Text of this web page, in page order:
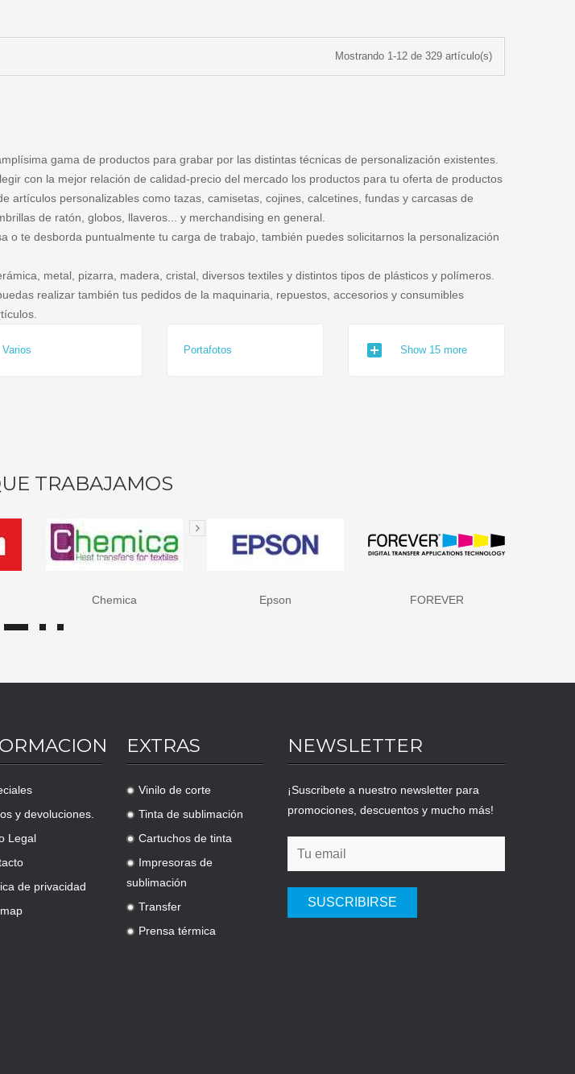
Mostrando 1-12 de 329 artículo(s)
gama de productos para grabar por las distintas técnicas de personalización existentes.
con la mejor relación de calidad-precio del mercado los productos para tu oferta de productos
artículos personalizables como tazas, camisetas, cojines, calcetines, fundas y carcasas de
de ratón, globos, llaveros... y merchandising en general.
o te desborda puntualmente tu carga de trabajo, también puedes solicitarnos la personalización
metal, pizarra, madera, cristal, diversos textiles y distintos tipos de plásticos y polímeros.
realizar también tus pedidos de la maquinaria, repuestos, accesorios y consumibles
Varios Portafotos add_box Show 15 more
TRABAJAMOS
Epson FOREVER HP - Hewlett Packard
y devoluciones.
Legal
de privacidad
EXTRAS
.
Vinilo de corte
.
Tinta de sublimación
.
Cartuchos de tinta
.
Impresoras de
sublimación
.
Transfer
.
Prensa térmica
NEWSLETTER
¡Suscribete a nuestro newsletter para
promociones, descuentos y mucho más!
SUSCRIBIRSE